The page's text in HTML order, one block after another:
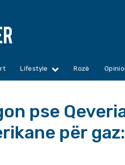
Lifestyle Rozë
pse
për